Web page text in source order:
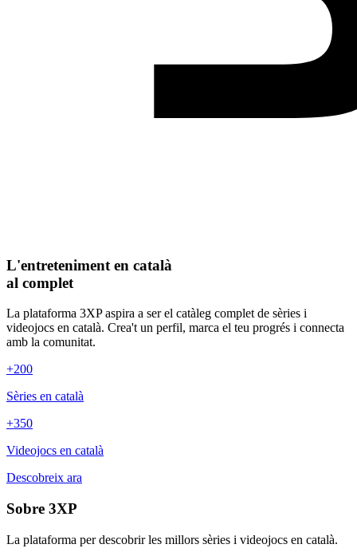
L'entreteniment en català
al complet
La plataforma 3XP aspira a ser el catàleg complet de sèries i
videojocs en català. Crea't un perfil, marca el teu progrés i connecta
amb la comunitat.
+200
Sèries en català
+350
Videojocs en català
Descobreix ara
Sobre 3XP
La plataforma per descobrir les millors sèries i videojocs en català.